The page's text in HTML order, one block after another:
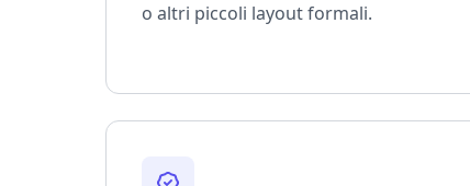
o altri piccoli layout formali.